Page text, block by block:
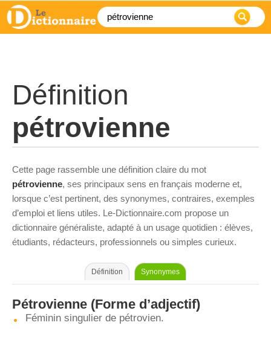
Définition
pétrovienne
Cette page rassemble une définition claire du mot
pétrovienne, ses principaux sens en français moderne et,
lorsque c’est pertinent, des synonymes, contraires, exemples
d’emploi et liens utiles. Le-Dictionnaire.com propose un
dictionnaire généraliste, adapté à un usage quotidien : élèves,
étudiants, rédacteurs, professionnels ou simples curieux.
Définition Synonymes
Pétrovienne (Forme d’adjectif)
Féminin singulier de pétrovien.